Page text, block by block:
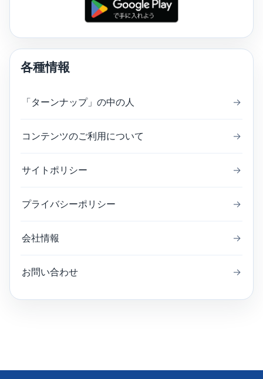
各種情報
「ターンナップ」の中の人 →
コンテンツのご利用について →
サイトポリシー →
プライバシーポリシー →
会社情報 →
お問い合わせ →